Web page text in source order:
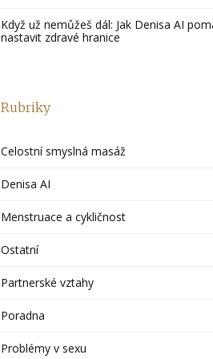
Když už nemůžeš dál: Jak Denisa AI
nastavit zdravé hranice
Rubriky
Celostní smyslná masáž
Denisa AI
Menstruace a cykličnost
Ostatní
Partnerské vztahy
Poradna
Problémy v sexu